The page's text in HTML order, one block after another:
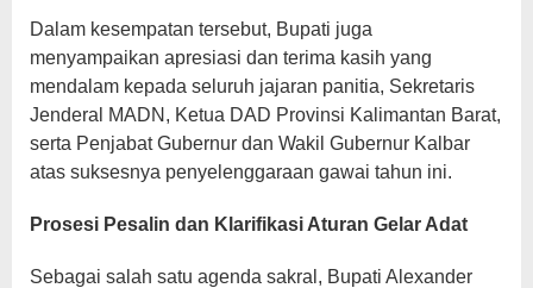
Dalam kesempatan tersebut, Bupati juga
menyampaikan apresiasi dan terima kasih yang
mendalam kepada seluruh jajaran panitia, Sekretaris
Jenderal MADN, Ketua DAD Provinsi Kalimantan Barat,
serta Penjabat Gubernur dan Wakil Gubernur Kalbar
atas suksesnya penyelenggaraan gawai tahun ini.
Prosesi Pesalin dan Klarifikasi Aturan Gelar Adat
Sebagai salah satu agenda sakral, Bupati Alexander